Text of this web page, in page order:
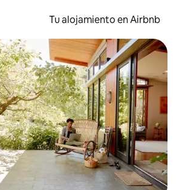
Tu alojamiento en Airbnb